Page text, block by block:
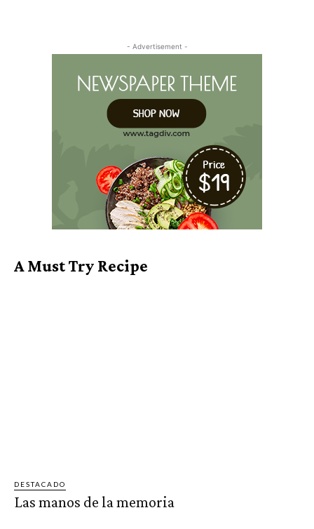
- Advertisement -
A Must Try Recipe
DESTACADO
Las manos de la memoria